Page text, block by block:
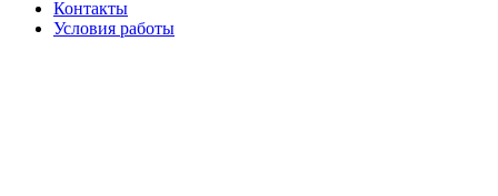
Контакты
Условия работы